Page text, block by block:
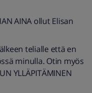
AINA ollut Elisan
telialle että en
minulla. Otin myös
YLLÄPITÄMINEN